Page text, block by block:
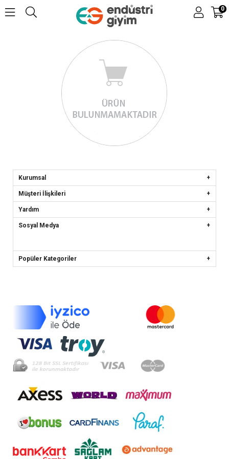
0
Kurumsal
Müşteri İlişkileri
Yardım
Sosyal Medya
Popüler Kategoriler